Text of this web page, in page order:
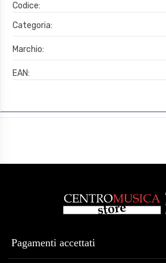
Codice:
Categoria:
Marchio:
EAN:
Pagamenti accettati